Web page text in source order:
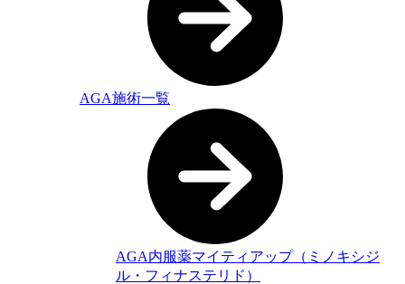
AGA施術一覧
AGA内服薬マイティアップ（ミノキシジ
ル・フィナステリド）